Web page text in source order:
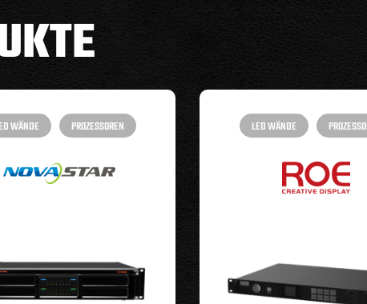
WÄNDE PROZESSOREN LED WÄNDE